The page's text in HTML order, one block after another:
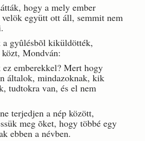
hogy a mely ember
együtt ott áll, semmit nem
gyûlésbõl kiküldötték,
Mondván:
emberekkel? Mert hogy
általok, mindazoknak, kik
tudtokra van, és el nem
terjedjen a nép között,
meg õket, hogy többé egy
ebben a névben.